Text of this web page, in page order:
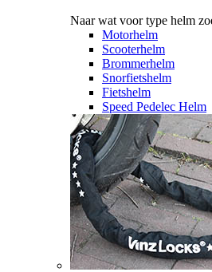
Naar wat voor type helm
Motorhelm
Scooterhelm
Brommerhelm
Snorfietshelm
Fietshelm
Speed Pedelec Helm